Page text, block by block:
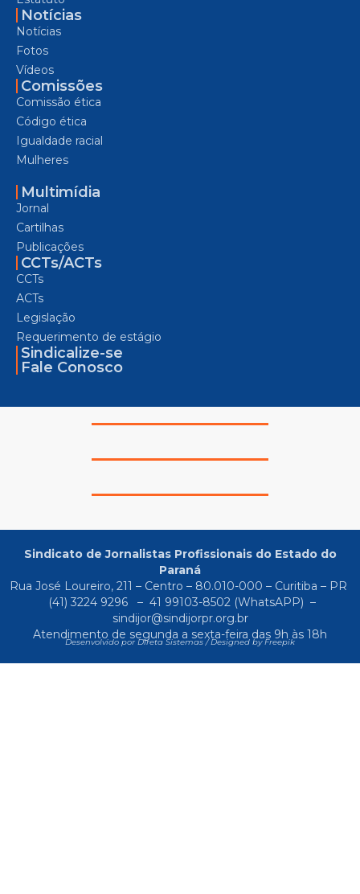
Notícias
Notícias
Fotos
Vídeos
Comissões
Comissão ética
Código ética
Igualdade racial
Mulheres
Multimídia
Jornal
Cartilhas
Publicações
CCTs/ACTs
CCTs
ACTs
Legislação
Requerimento de estágio
Sindicalize-se
Fale Conosco
Sindicato de Jornalistas Profissionais do Estado do
Paraná
Rua José Loureiro, 211 – Centro – 80.010-000 – Curitiba – PR
(41) 3224 9296
– 41 99103-8502(WhatsAPP) –
sindijor@sindijorpr.org.br
Atendimento de segunda a sexta-feira das 9h às 18h
Desenvolvido por Direta Sistemas /Designed by Freepik